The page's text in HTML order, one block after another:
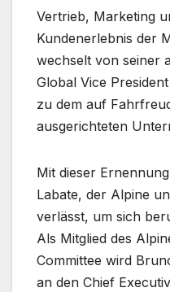
Vertrieb, Marketing
Kundenerlebnis der
wechselt von seiner
Global Vice
zu dem auf
ausgerichteten
Mit dieser
Labate, der Alpine
verlässt, um sich
Als Mitglied des
Committee wird
an den Chief